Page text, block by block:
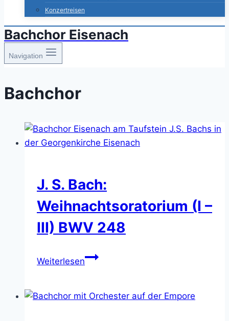
Konzertreisen
Bachchor Eisenach
Navigation
Bachchor
J. S. Bach:
Weihnachtsoratorium (I –
III) BWV 248
WeiterlesenJ.
Weihnachtsoratorium